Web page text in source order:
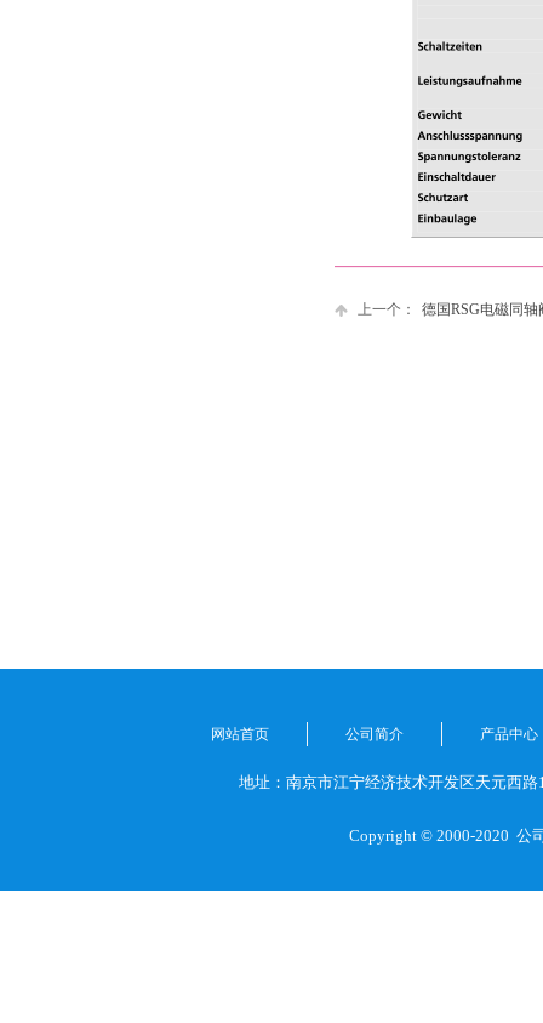
上一个： 德国RSG电磁同轴
网站首页 公司简介 产品中心
地址：南京市江宁经济技术开发区天元西路
Copyright © 2000-2020 公